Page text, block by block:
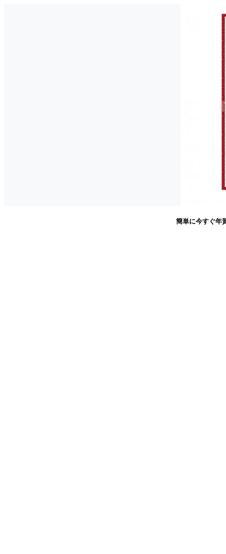
簡単に今すぐ年